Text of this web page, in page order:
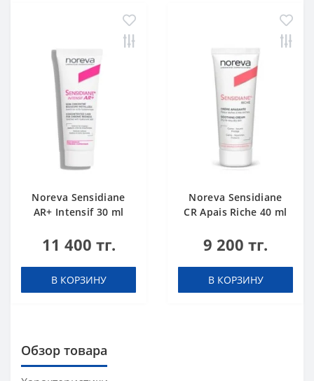
Noreva Sensidiane
AR+ Intensif 30 ml
11 400 тг.
В КОРЗИНУ
Noreva Sensidiane
CR Apais Riche 40 ml
9 200 тг.
В КОРЗИНУ
Обзор товара